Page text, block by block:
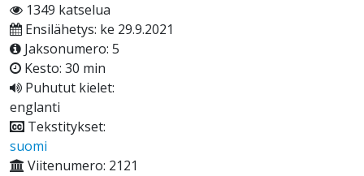
1349 katselua
Ensilähetys: ke 29.9.2021
Jaksonumero: 5
Kesto: 30 min
Puhutut kielet:
englanti
Tekstitykset:
suomi
Viitenumero: 2121